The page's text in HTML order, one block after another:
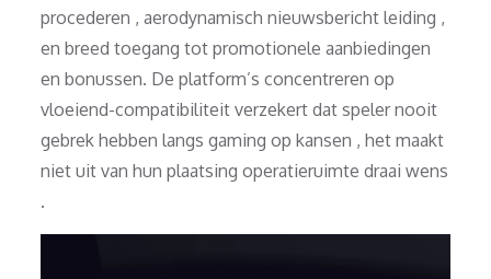
procederen , aerodynamisch nieuwsbericht leiding ,
en breed toegang tot promotionele aanbiedingen
en bonussen. De platform’s concentreren op
vloeiend-compatibiliteit verzekert dat speler nooit
gebrek hebben langs gaming op kansen , het maakt
niet uit van hun plaatsing operatieruimte draai wens
.